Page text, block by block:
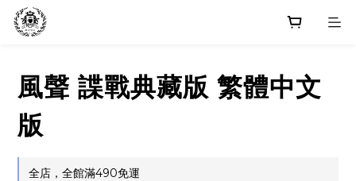
風聲 諜戰典藏版 繁體中文
版
全店，全館滿490免運